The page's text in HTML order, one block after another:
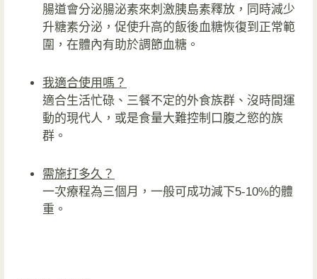
腸道會分泌腸泌素來刺激胰島素釋放，同時減少
升糖素分泌，促使升高的飯後血糖恢復到正常範
圍，在體內有助於調節血糖。
我適合使用嗎？
適合生活忙碌、三餐不定的外食族群、沒時間運
動的現代人，或是食量大難控制口腹之慾的族
群。
需施打多久？
一次療程為三個月，一般可成功減下5-10%的體
重。